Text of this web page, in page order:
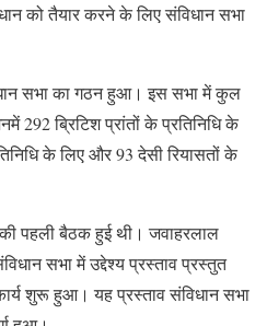
को तैयार करने के लिए संविधान सभा
सभा का गठन हुआ। इस सभा में कुल
292 ब्रिटिश प्रांतों के प्रतिनिधि के
के लिए और 93 देसी रियासतों के
पहली बैठक हुई थी। जवाहरलाल
सभा में उद्देश्य प्रस्ताव प्रस्तुत
शुरू हुआ। यह प्रस्ताव संविधान सभा